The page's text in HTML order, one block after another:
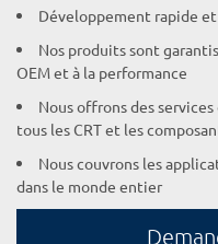
Développement rapide
Nos produits sont
OEM et à la performance
Nous offrons des
tous les CRT et les
Nous couvrons les
dans le monde entier